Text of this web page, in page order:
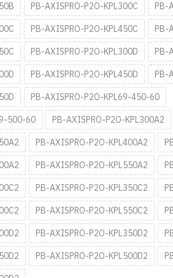
PB-AXISPRO-P2O-KPL300C PB-
PB-AXISPRO-P2O-KPL450C PB-
PB-AXISPRO-P2O-KPL300D PB-
PB-AXISPRO-P2O-KPL450D PB-
PB-AXISPRO-P2O-KPL69-450-60
500-60 PB-AXISPRO-P2O-KPL300A2
PB-AXISPRO-P2O-KPL400A2
PB-AXISPRO-P2O-KPL550A2
PB-AXISPRO-P2O-KPL350C2
PB-AXISPRO-P2O-KPL550C2
PB-AXISPRO-P2O-KPL350D2
PB-AXISPRO-P2O-KPL500D2